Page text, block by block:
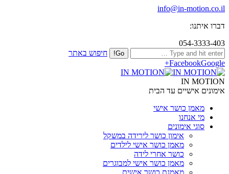
info@in-motion.co.il
דברו איתנו:
054-3333-403
חיפוש באתר
FacebookGoogle+
IN MOTION
אימונים אישיים עד הבית
מאמן כושר אישי
מי אנחנו
סוגי אימונים
אימון כושר לירידה במשקל
מאמן כושר אישי לילדים
כושר אחרי לידה
מאמן כושר אישי למבוגרים
מאמנת כושר אישית